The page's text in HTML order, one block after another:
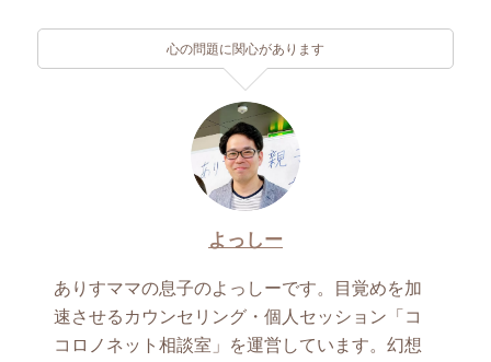
心の問題に関心があります
よっしー
ありすママの息子のよっしーです。目覚めを加
速させるカウンセリング・個人セッション「コ
コロノネット相談室」を運営しています。幻想